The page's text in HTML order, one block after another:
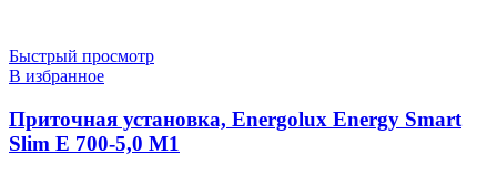
Быстрый просмотр
В избранное
Приточная установка, Energolux Energy Smart
Slim E 700-5,0 M1